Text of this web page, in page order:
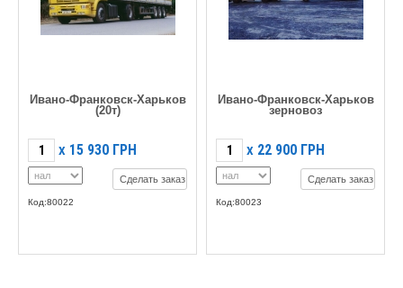
Ивано-Франковск-Харьков
(20т)
X 15 930 ГРН
Сделать заказ
Код:80022
Ивано-Франковск-Харьков
зерновоз
X 22 900 ГРН
Сделать заказ
Код:80023